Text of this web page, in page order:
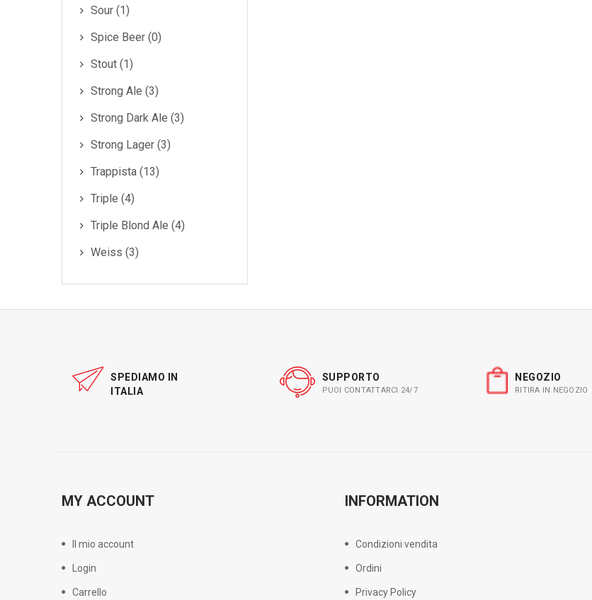
Sour (1)
Spice Beer (0)
Stout (1)
Strong Ale (3)
Strong Dark Ale (3)
Strong Lager (3)
Trappista (13)
Triple (4)
Triple Blond Ale (4)
Weiss (3)
SPEDIAMO IN
ITALIA
SUPPORTO
PUOI CONTATTARCI 24/7
NEGOZIO
RITIRA IN NEGOZIO
MY ACCOUNT
Il mio account
Login
Carrello
INFORMATION
Condizioni vendita
Ordini
Privacy Policy